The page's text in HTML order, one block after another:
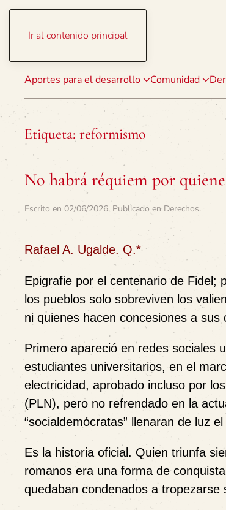
Ir al contenido principal
Aportes para el desarrollo Comunidad
Etiqueta: reformismo
No habrá réquiem por
Escrito en 02/06/2026. Publicado en Derechos.
Rafael A. Ugalde. Q.*
Epigrafie por el centenario de Fidel;
los pueblos solo sobreviven los
ni quienes hacen concesiones a sus
Primero apareció en redes sociales
estudiantes universitarios, en el
electricidad, aprobado incluso por
(PLN), pero no refrendado en la
“socialdemócratas” llenaran de luz
Es la historia oficial. Quien triunfa
romanos era una forma de
quedaban condenados a tropezarse